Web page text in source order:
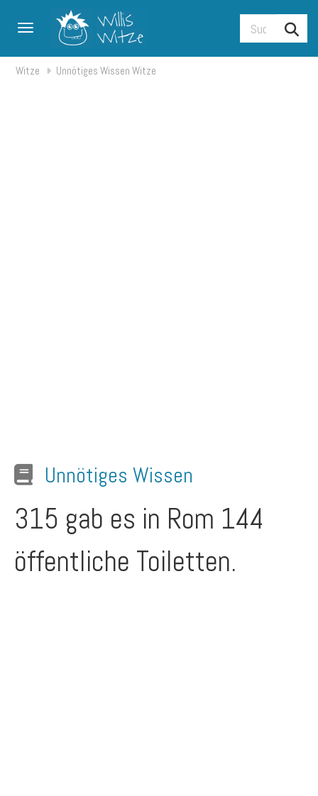
Toggle navigation
Witze Unnötiges Wissen Witze
Unnötiges Wissen
315 gab es in Rom 144
öffentliche Toiletten.